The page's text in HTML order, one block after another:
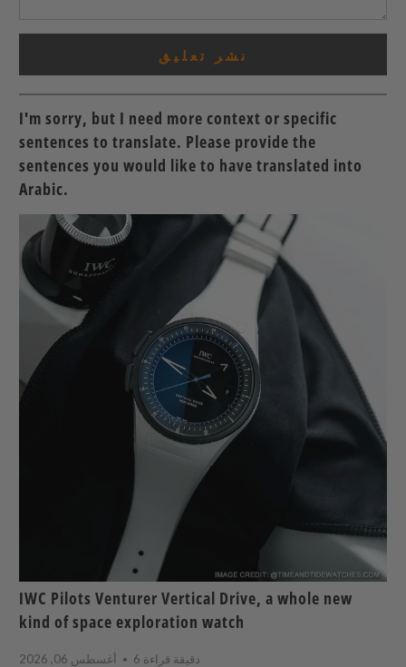
I'm sorry, but I need more context or specific
sentences to translate. Please provide the
sentences you would like to have translated into
Arabic.
IWC Pilots Venturer Vertical Drive, a whole new
kind of space exploration watch
أغسطس 06, 2026 6 دقيقة قراءة